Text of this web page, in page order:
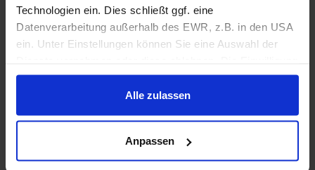
Technologien ein. Dies schließt ggf. eine
Datenverarbeitung außerhalb des EWR, z.B. in den USA
ein. Unter Einstellungen können Sie eine Auswahl der
können Sie jederzeit mit Wirkung für die Zukunft einzeln
widerrufen oder ändern.
Datenschutzhinweise
Alle zulassen
Anpassen
sehr professionellen und effizienten Eindruck
vermittelt.
Auch für den Einsatz bei Events,
großen Veranstaltungshallen können sie auch in
Empfängen, Galerien und Ausstellungen eingesetzt
Die flachen bespannten Displays können überall zu